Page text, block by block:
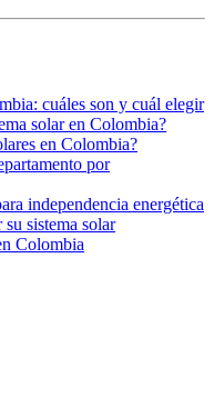
cuáles son y cuál elegir
solar en Colombia?
en Colombia?
por
independencia energética
sistema solar
Colombia